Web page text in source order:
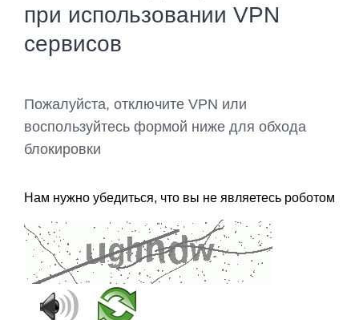
при использовании VPN
сервисов
Пожалуйста, отключите VPN или
воспользуйтесь формой ниже для обхода
блокировки
Нам нужно убедиться, что вы не являетесь роботом